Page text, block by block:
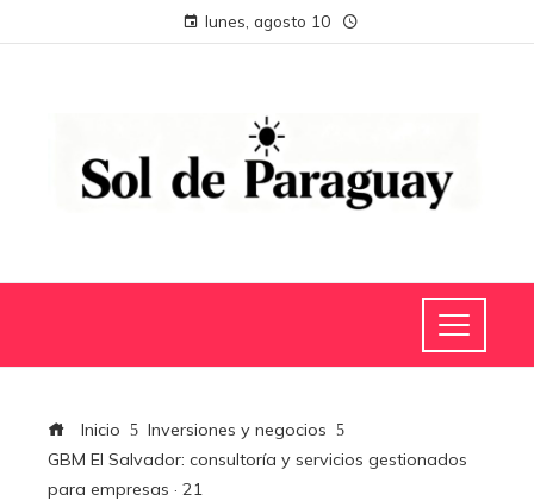
lunes, agosto 10
Inicio
Inversiones y negocios
GBM El Salvador: consultoría y servicios gestionados
para empresas · 21